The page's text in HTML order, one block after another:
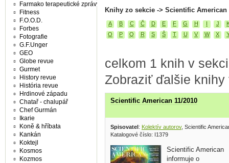
Knihy zo sekcie -> Scientific American
A B C Č D E F G H I J
O
P Q R S Š T U V W X
celkom 1 knih v
Zobraziť ďalšie
Scientific American 11/2010
Spisovatel: Kolektív autorov, Scientific
Katalogové číslo: I1379
Scientific American
informuje o
Farmako terapeutické zprávy
Fitness
F.O.O.D.
Forbes
Fotografie
G.F.Unger
GEO
Globe revue
Gurmet
History revue
História revue
Hrdinové západu
Chatař - chalupář
Chef Gurmán
Ikarie
Koně & hříbata
Kankán
Koktejl
Kosmos
Kozmos